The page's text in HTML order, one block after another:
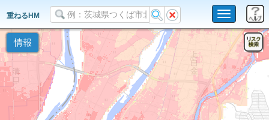
Toggle
navigation
重ねるHM
情報